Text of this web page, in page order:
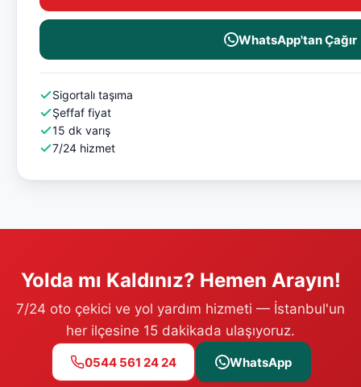
WhatsApp'tan Çağır
Sigortalı taşıma
Şeffaf fiyat
15 dk varış
7/24 hizmet
Yolda mı Kaldınız? Hemen Arayın!
7/24 oto çekici ve yol yardım hizmeti — İstanbul'un
her ilçesine 15 dakikada ulaşıyoruz.
0544 561 24 24 WhatsApp